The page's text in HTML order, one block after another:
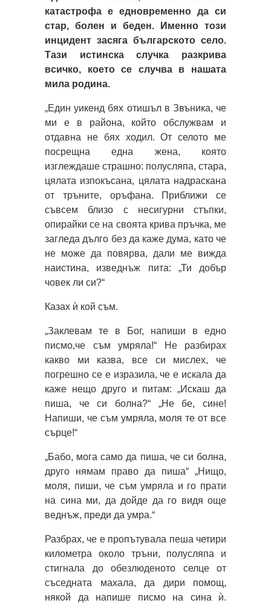
катастрофа е едновременно да си
стар, болен и беден. Именно този
инцидент засяга българското село.
Тази истинска случка разкрива
всичко, което се случва в нашата
мила родина.
„Един уикенд бях отишъл в Звъника, че
ми е в района, който обслужвам и
отдавна не бях ходил. От селото ме
посрещна една жена, която
изглеждаше страшно: полусляпа, стара,
цялата изпокъсана, цялата надраскана
от тръните, оръфана. Приближи се
съвсем близо с несигурни стъпки,
опирайки се на своята крива пръчка, ме
загледа дълго без да каже дума, като че
не може да повярва, дали ме вижда
наистина, изведнъж пита: „Ти добър
човек ли си?“
Казах ѝ кой съм.
„Заклевам те в Бог, напиши в едно
писмо,че съм умряла!“ Не разбирах
какво ми казва, все си мислех, че
погрешно се е изразила, че е искала да
каже нещо друго и питам: „Искаш да
пиша, че си болна?“ „Не бе, сине!
Напиши, че съм умряла, моля те от все
сърце!“
„Бабо, мога само да пиша, че си болна,
друго нямам право да пиша“ „Нищо,
моля, пиши, че съм умряла и го прати
на сина ми, да дойде да го видя още
веднъж, преди да умра.“
Разбрах, че е пропътувала пеша четири
километра около тръни, полусляпа и
стигнала до обезлюденото селце от
съседната махала, да дири помощ,
някой да напише писмо на сина ѝ.